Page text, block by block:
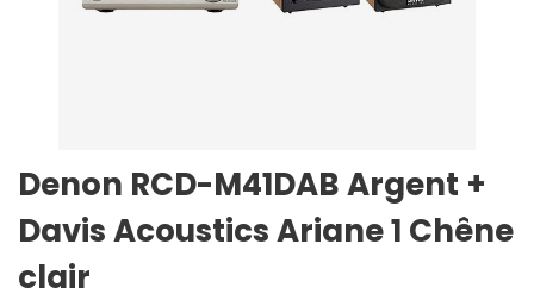
Denon RCD-M41DAB Argent +
Davis Acoustics Ariane 1 Chêne
clair